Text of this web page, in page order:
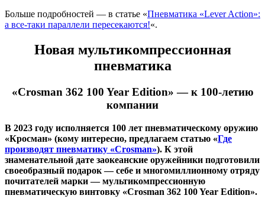
Больше подробностей — в статье «Пневматика «Lever Action»:
а все-таки параллели пересекаются!«.
Новая мультикомпрессионная
пневматика
«Crosman 362 100 Year Edition» — к 100-летию
компании
В 2023 году исполняется 100 лет пневматическому оружию
«Кросман» (кому интересно, предлагаем статью «Где
производят пневматику «Crosman»). К этой
знаменательной дате заокеанские оружейники подготовили
своеобразный подарок — себе и многомиллионному отряду
почитателей марки — мультикомпрессионную
пневматическую винтовку «Crosman 362 100 Year Edition».